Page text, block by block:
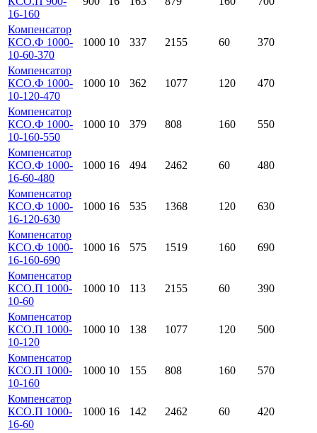
16-160
Компенсатор
КСО.Ф 1000-
10-60-370
1000 10 337 2155 60 370
Компенсатор
КСО.Ф 1000-
10-120-470
1000 10 362 1077 120 470
Компенсатор
КСО.Ф 1000-
10-160-550
1000 10 379 808 160 550
Компенсатор
КСО.Ф 1000-
16-60-480
1000 16 494 2462 60 480
Компенсатор
КСО.Ф 1000-
16-120-630
1000 16 535 1368 120 630
Компенсатор
КСО.Ф 1000-
16-160-690
1000 16 575 1519 160 690
Компенсатор
КСО.П 1000-
10-60
1000 10 113 2155 60 390
Компенсатор
КСО.П 1000-
10-120
1000 10 138 1077 120 500
Компенсатор
КСО.П 1000-
10-160
1000 10 155 808 160 570
Компенсатор
КСО.П 1000-
16-60
1000 16 142 2462 60 420